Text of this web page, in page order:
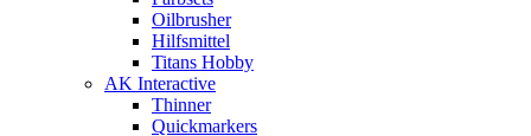
Oilbrusher
Hilfsmittel
Titans Hobby
AK Interactive
Thinner
Quickmarkers